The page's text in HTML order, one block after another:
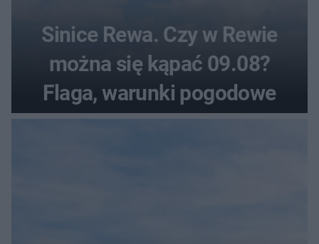
Sinice Rewa. Czy w Rewie
można się kąpać 09.08?
Flaga, warunki pogodowe